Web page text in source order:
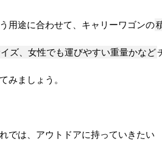
用途に合わせて、キャリーワゴンの
ズ、女性でも運びやすい重量かなど
みましょう。
では、アウトドアに持っていきたい